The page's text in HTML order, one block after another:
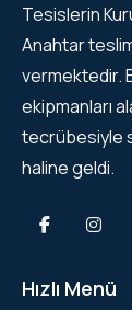
Tesislerin
Anahtar
vermektedir.
ekipmanları
tecrübesiyle
haline geldi.
Hızlı Menü